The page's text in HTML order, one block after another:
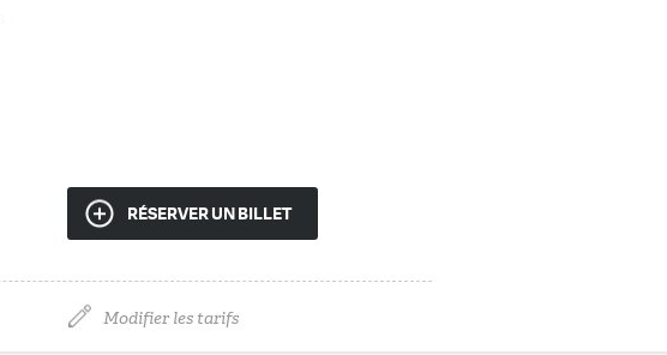
RÉSERVER UN BILLET
Modifier les tarifs